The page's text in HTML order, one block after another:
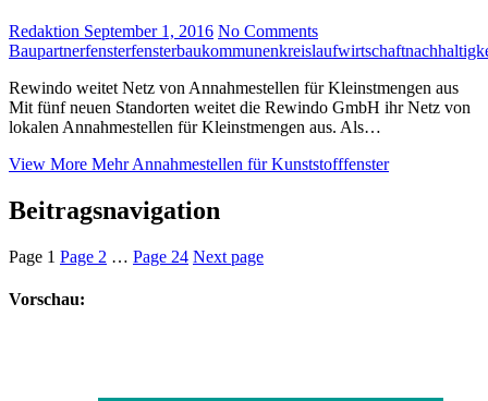
Redaktion September 1, 2016 No Comments
Baupartnerfensterfensterbaukommunenkreislaufwirtschaft
Rewindo weitet Netz von Annahmestellen für Kleinstmengen aus
Mit fünf neuen Standorten weitet die Rewindo GmbH ihr Netz von
lokalen Annahmestellen für Kleinstmengen aus. Als…
View More Mehr Annahmestellen für Kunststofffenster
Beitragsnavigation
Page 1 Page 2 … Page 24 Next page
Vorschau: